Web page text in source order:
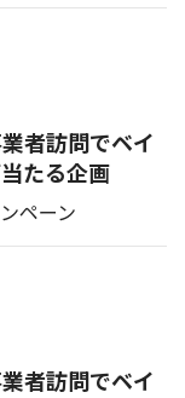
者訪問でベイ
たる企画
ペーン
者訪問でベイ